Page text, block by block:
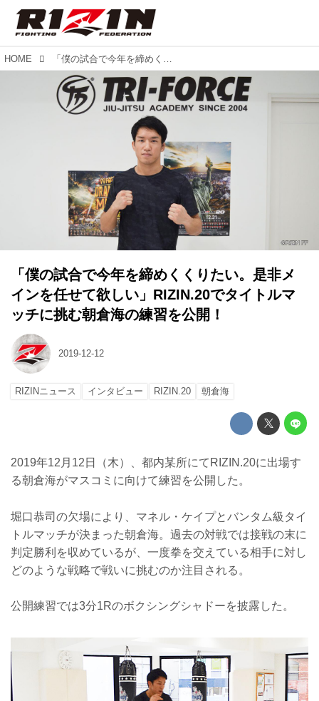
HOME 「僕の試合で今年を締めくくりたい。是非メインを任せて欲しい」RIZIN.20でタイトルマッチに挑む朝倉海の練習を公開！
「僕の試合で今年を締めくくりたい。是非メ
インを任せて欲しい」RIZIN.20でタイトルマ
ッチに挑む朝倉海の練習を公開！
2019-12-12
RIZINニュース インタビュー RIZIN.20 朝倉海
2019年12月12日（木）、都内某所にてRIZIN.20に出場す
る朝倉海がマスコミに向けて練習を公開した。
堀口恭司の欠場により、マネル・ケイプとバンタム級タイ
トルマッチが決まった朝倉海。過去の対戦では接戦の末に
判定勝利を収めているが、一度拳を交えている相手に対し
どのような戦略で戦いに挑むのか注目される。
公開練習では3分1Rのボクシングシャドーを披露した。